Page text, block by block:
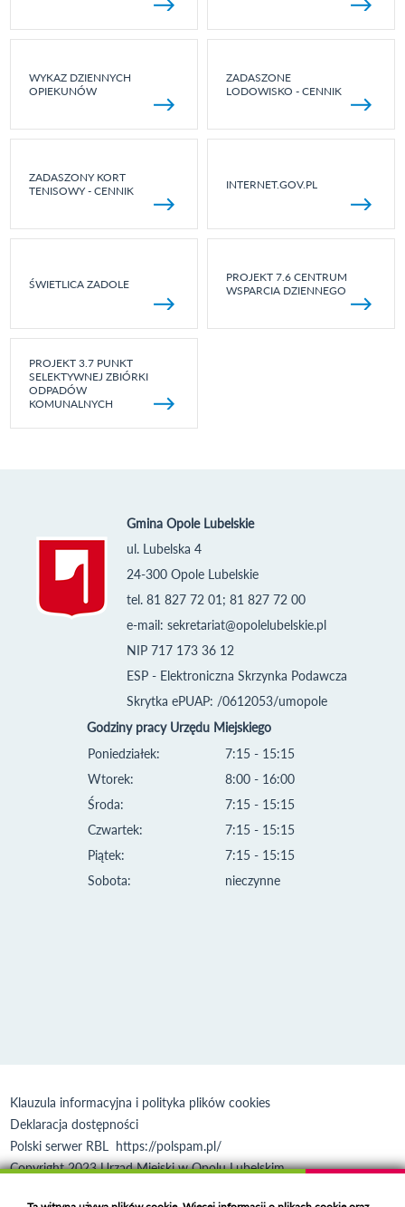
WYKAZ DZIENNYCH
OPIEKUNÓW
ZADASZONE
LODOWISKO - CENNIK
ZADASZONY KORT
TENISOWY - CENNIK
INTERNET.GOV.PL
ŚWIETLICA ZADOLE
PROJEKT 7.6 CENTRUM
WSPARCIA DZIENNEGO
PROJEKT 3.7 PUNKT
SELEKTYWNEJ ZBIÓRKI
ODPADÓW
KOMUNALNYCH
Gmina Opole Lubelskie
ul. Lubelska 4
24-300 Opole Lubelskie
tel. 81 827 72 01; 81 827 72 00
e-mail: sekretariat@opolelubelskie.pl
NIP 717 173 36 12
ESP - Elektroniczna Skrzynka Podawcza
Skrytka ePUAP: /0612053/umopole
Godziny pracy Urzędu Miejskiego
Poniedziałek:
Wtorek:
Środa:
Czwartek:
Piątek:
Sobota:
7:15 - 15:15
8:00 - 16:00
7:15 - 15:15
7:15 - 15:15
7:15 - 15:15
nieczynne
Klauzula informacyjna i polityka plików cookies
Deklaracja dostępności
Polski serwer RBL https://polspam.pl/
Copyright 2023 Urząd Miejski w Opolu Lubelskim